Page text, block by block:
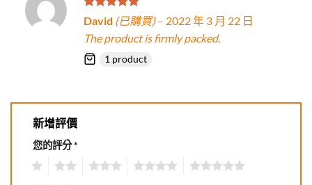
評分5滿
分 5
David (已購買) – 2022 年 3 月 22 日
The product is firmly packed.
1 product
新增評價
您的評分*